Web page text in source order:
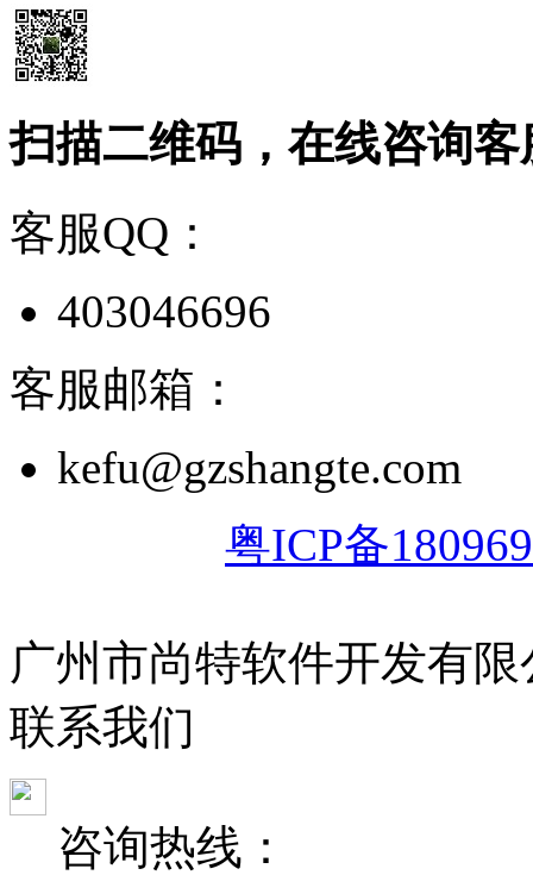
扫描二维码，在线咨询客
客服QQ：
403046696
客服邮箱：
kefu@gzshangte.com
粤ICP备
广州市尚特软件开发有限
联系我们
咨询热线：